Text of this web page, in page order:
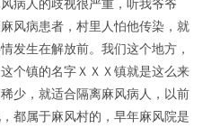
风病患者，村里人怕他传染，就
发生在解放前。我们这个地方，
个镇的名字ＸＸＸ镇就是这么来
少，就适合隔离麻风病人，以前
都属于麻风村的，早年麻风院是